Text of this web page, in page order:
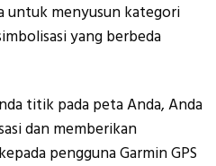
untuk menyusun kategori
yang berbeda
titik pada peta Anda, Anda
dan memberikan
pengguna Garmin GPS